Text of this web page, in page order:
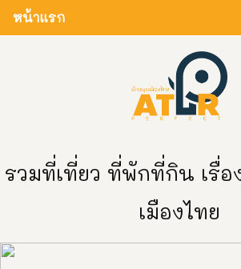
หน้าแรก
รวมที่เที่ยว ที่พักที่กิน เรื่อ
เมืองไทย